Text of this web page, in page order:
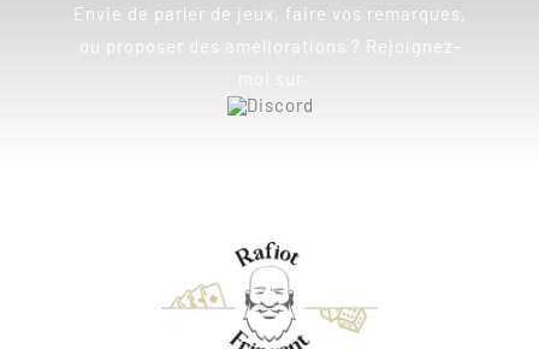
Envie de parler de jeux, faire vos remarques,
ou proposer des améliorations ? Rejoignez-